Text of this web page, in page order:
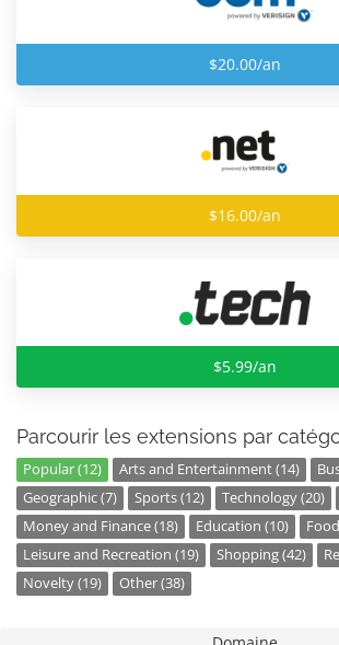
$20.00/an
$16.00/an
$5.99/an
Parcourir les extensions par
Popular (12) Arts and Entertainment (14)
Geographic (7)
Sports (12) Technology (20)
Money and Finance (18)
Education (10)
Leisure and Recreation (19)
Shopping (42)
Novelty (19)
Other (38)